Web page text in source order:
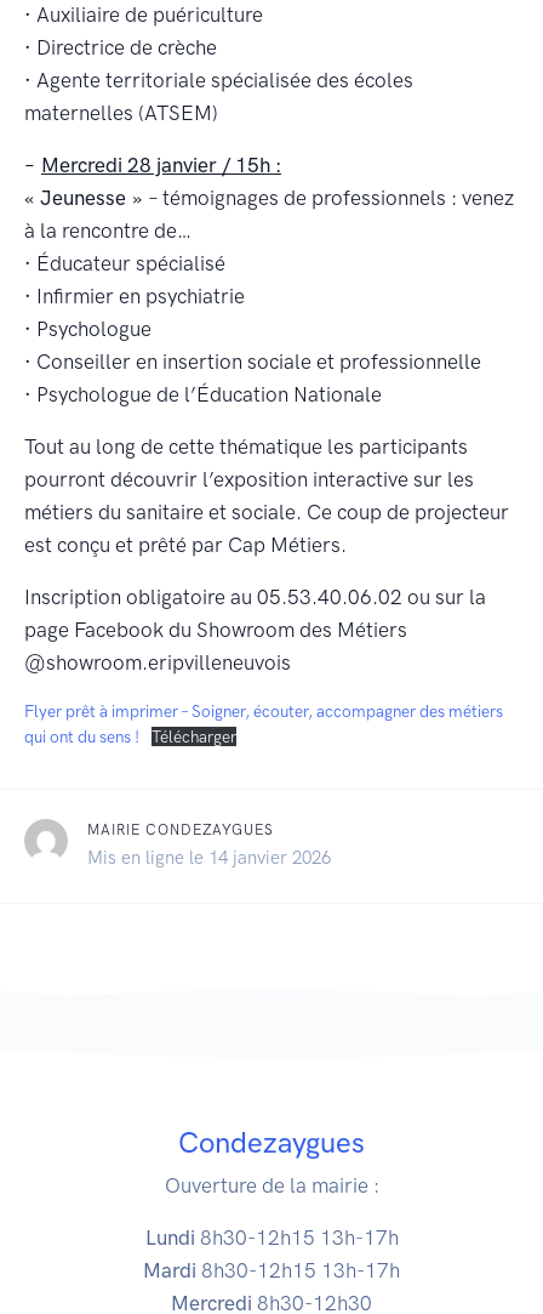
· Auxiliaire de puériculture
· Directrice de crèche
· Agente territoriale spécialisée des écoles
maternelles (ATSEM)
– Mercredi 28 janvier / 15h :
« Jeunesse » – témoignages de professionnels : venez
à la rencontre de…
· Éducateur spécialisé
· Infirmier en psychiatrie
· Psychologue
· Conseiller en insertion sociale et professionnelle
· Psychologue de l’Éducation Nationale
Tout au long de cette thématique les participants
pourront découvrir l’exposition interactive sur les
métiers du sanitaire et sociale. Ce coup de projecteur
est conçu et prêté par Cap Métiers.
Inscription obligatoire au 05.53.40.06.02 ou sur la
page Facebook du Showroom des Métiers
@showroom.eripvilleneuvois
Flyer prêt à imprimer – Soigner, écouter, accompagner des métiers
qui ont du sens !
Télécharger
MAIRIE CONDEZAYGUES
Mis en ligne le 14 janvier 2026
Condezaygues
Ouverture de la mairie :
Lundi 8h30-12h15 13h-17h
Mardi 8h30-12h15 13h-17h
Mercredi 8h30-12h30